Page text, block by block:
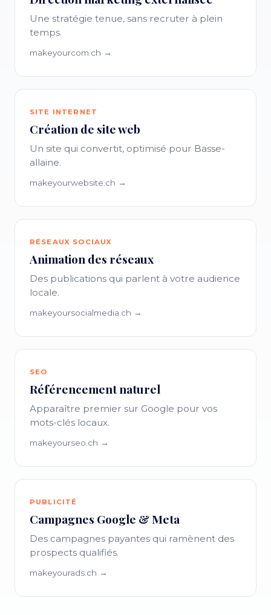
Une stratégie tenue, sans recruter à plein
temps.
makeyourcom.ch →
SITE INTERNET
Création de site web
Un site qui convertit, optimisé pour Basse-
allaine.
makeyourwebsite.ch →
RÉSEAUX SOCIAUX
Animation des réseaux
Des publications qui parlent à votre audience
locale.
makeyoursocialmedia.ch →
SEO
Référencement naturel
Apparaître premier sur Google pour vos
mots-clés locaux.
makeyourseo.ch →
PUBLICITÉ
Campagnes Google & Meta
Des campagnes payantes qui ramènent des
prospects qualifiés.
makeyourads.ch →